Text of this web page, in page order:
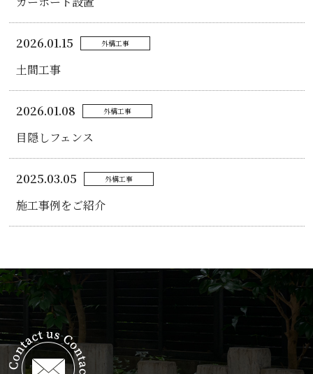
2026.01.15 外構工事
土間工事
2026.01.08 外構工事
目隠しフェンス
2025.03.05 外構工事
施工事例をご紹介